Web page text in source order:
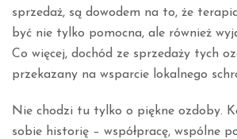
sprzedaż, są dowodem na to, że
być nie tylko pomocna, ale również
Co więcej, dochód ze sprzedaży tych
przekazany na wsparcie lokalnego
Nie chodzi tu tylko o piękne ozdoby.
sobie historię – współpracę, wspólne